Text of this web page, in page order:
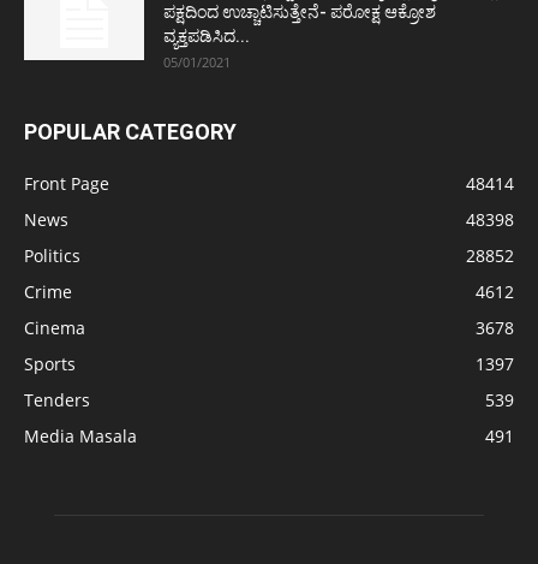
ಪಕ್ಷದಿಂದ ಉಚ್ಚಾಟಿಸುತ್ತೇನೆ- ಪರೋಕ್ಷ ಆಕ್ರೋಶ
ವ್ಯಕ್ತಪಡಿಸಿದ...
05/01/2021
POPULAR CATEGORY
Front Page
48414
News
48398
Politics
28852
Crime
4612
Cinema
3678
Sports
1397
Tenders
539
Media Masala
491